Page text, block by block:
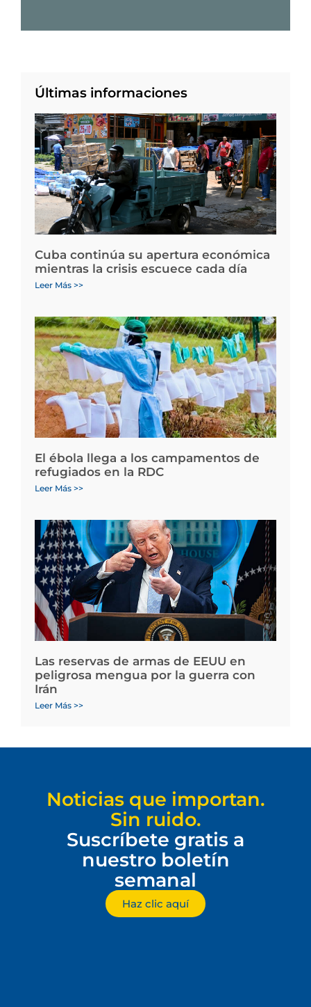
Últimas informaciones
Cuba continúa su apertura económica
mientras la crisis escuece cada día
Leer Más >>
El ébola llega a los campamentos de
refugiados en la RDC
Leer Más >>
Las reservas de armas de EEUU en
peligrosa mengua por la guerra con
Irán
Leer Más >>
Noticias que importan.
Sin ruido.
Suscríbete gratis a
nuestro boletín
semanal
Haz clic aquí